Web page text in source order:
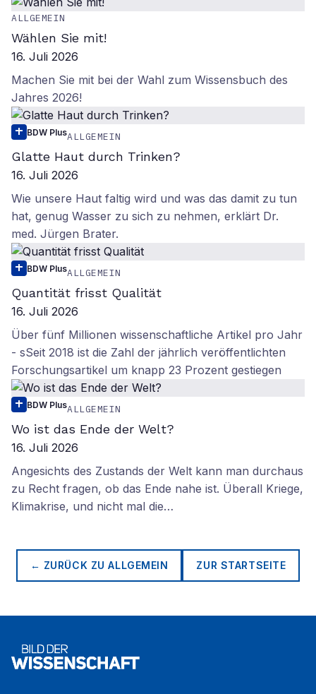
ALLGEMEIN
Wählen Sie mit!
16. Juli 2026
Machen Sie mit bei der Wahl zum Wissensbuch des
Jahres 2026!
BDW PlusALLGEMEIN
Glatte Haut durch Trinken?
16. Juli 2026
Wie unsere Haut faltig wird und was das damit zu tun
hat, genug Wasser zu sich zu nehmen, erklärt Dr.
med. Jürgen Brater.
BDW PlusALLGEMEIN
Quantität frisst Qualität
16. Juli 2026
Über fünf Millionen wissenschaftliche Artikel pro Jahr
- sSeit 2018 ist die Zahl der jährlich veröffentlichten
Forschungsartikel um knapp 23 Prozent gestiegen
BDW PlusALLGEMEIN
Wo ist das Ende der Welt?
16. Juli 2026
Angesichts des Zustands der Welt kann man durchaus
zu Recht fragen, ob das Ende nahe ist. Überall Kriege,
Klimakrise, und nicht mal die…
← ZURÜCK ZUALLGEMEIN ZUR STARTSEITE